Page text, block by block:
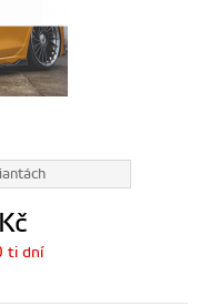
Kč
ti dní